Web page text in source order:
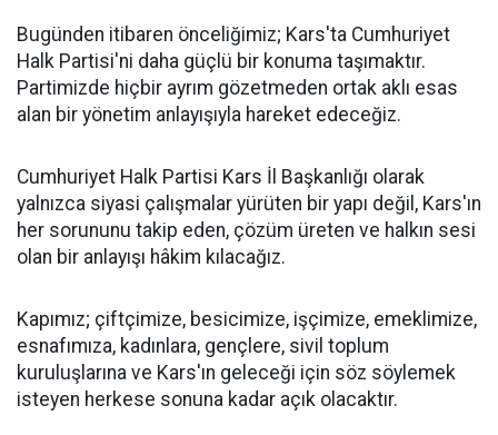
Bugünden itibaren önceliğimiz; Kars'ta Cumhuriyet
Halk Partisi'ni daha güçlü bir konuma taşımaktır.
Partimizde hiçbir ayrım gözetmeden ortak aklı esas
alan bir yönetim anlayışıyla hareket edeceğiz.
Cumhuriyet Halk Partisi Kars İl Başkanlığı olarak
yalnızca siyasi çalışmalar yürüten bir yapı değil, Kars'ın
her sorununu takip eden, çözüm üreten ve halkın sesi
olan bir anlayışı hâkim kılacağız.
Kapımız; çiftçimize, besicimize, işçimize, emeklimize,
esnafımıza, kadınlara, gençlere, sivil toplum
kuruluşlarına ve Kars'ın geleceği için söz söylemek
isteyen herkese sonuna kadar açık olacaktır.